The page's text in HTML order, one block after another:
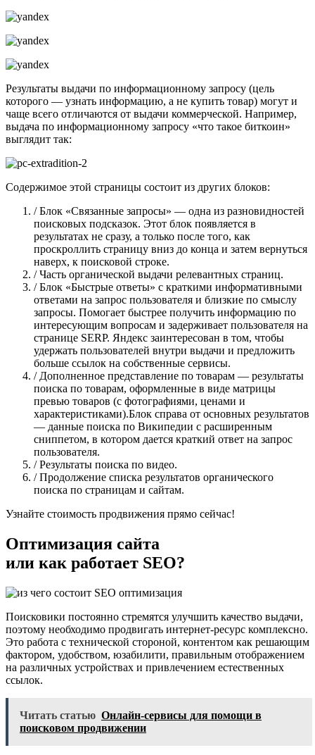
Результаты выдачи по информационному запросу (цель
которого — узнать информацию, а не купить товар) могут и
чаще всего отличаются от выдачи коммерческой. Например,
выдача по информационному запросу «что такое биткоин»
выглядит так:
Содержимое этой страницы состоит из других блоков:
/ Блок «Связанные запросы» — одна из разновидностей
поисковых подсказок. Этот блок появляется в
результатах не сразу, а только после того, как
проскроллить страницу вниз до конца и затем вернуться
наверх, к поисковой строке.
/ Часть органической выдачи релевантных страниц.
/ Блок «Быстрые ответы» с краткими информативными
ответами на запрос пользователя и близкие по смыслу
запросы. Помогает быстрее получить информацию по
интересующим вопросам и задерживает пользователя на
странице SERP. Яндекс заинтересован в том, чтобы
удержать пользователей внутри выдачи и предложить
больше ссылок на собственные сервисы.
/ Дополненное представление по товарам — результаты
поиска по товарам, оформленные в виде матрицы
превью товаров (с фотографиями, ценами и
характеристиками).Блок справа от основных результатов
— данные поиска по Википедии с расширенным
сниппетом, в котором дается краткий ответ на запрос
пользователя.
/ Результаты поиска по видео.
/ Продолжение списка результатов органического
поиска по страницам и сайтам.
Узнайте стоимость продвижения прямо сейчас!
Оптимизация сайта
или как работает SEO?
Поисковики постоянно стремятся улучшить качество выдачи,
поэтому необходимо продвигать интернет-ресурс комплексно.
Это работа с технической стороной, контентом как решающим
фактором, удобством, юзабилити, правильным отображением
на различных устройствах и привлечением естественных
ссылок.
Читать статью Онлайн-сервисы для помощи в
поисковом продвижении